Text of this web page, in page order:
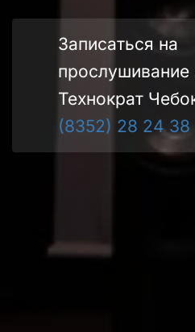
Записаться на
прослушивание
Технократ
(8352) 28 24 38